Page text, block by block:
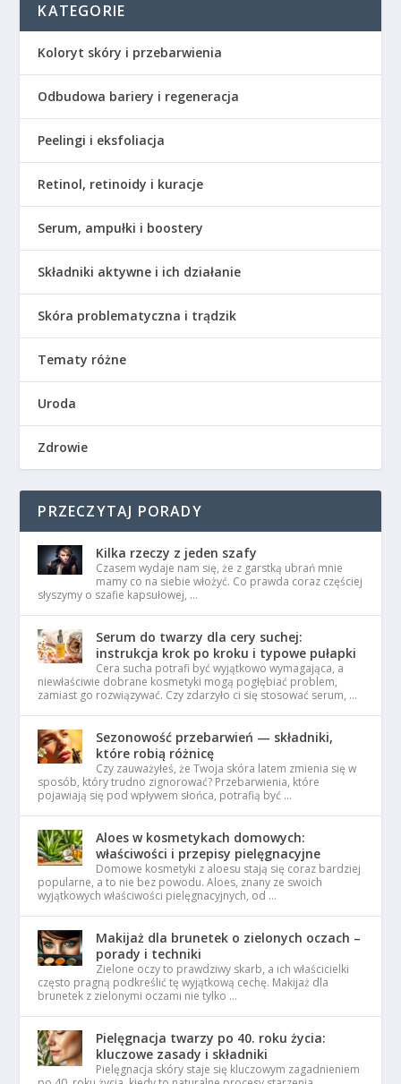
KATEGORIE
Koloryt skóry i przebarwienia
Odbudowa bariery i regeneracja
Peelingi i eksfoliacja
Retinol, retinoidy i kuracje
Serum, ampułki i boostery
Składniki aktywne i ich działanie
Skóra problematyczna i trądzik
Tematy różne
Uroda
Zdrowie
PRZECZYTAJ PORADY
Kilka rzeczy z jeden szafy
Czasem wydaje nam się, że z garstką ubrań mnie
mamy co na siebie włożyć. Co prawda coraz częściej
słyszymy o szafie kapsułowej, …
Serum do twarzy dla cery suchej:
instrukcja krok po kroku i typowe pułapki
Cera sucha potrafi być wyjątkowo wymagająca, a
niewłaściwie dobrane kosmetyki mogą pogłębiać problem,
zamiast go rozwiązywać. Czy zdarzyło ci się stosować serum, …
Sezonowość przebarwień — składniki,
które robią różnicę
Czy zauważyłeś, że Twoja skóra latem zmienia się w
sposób, który trudno zignorować? Przebarwienia, które
pojawiają się pod wpływem słońca, potrafią być …
Aloes w kosmetykach domowych:
właściwości i przepisy pielęgnacyjne
Domowe kosmetyki z aloesu stają się coraz bardziej
popularne, a to nie bez powodu. Aloes, znany ze swoich
wyjątkowych właściwości pielęgnacyjnych, od …
Makijaż dla brunetek o zielonych oczach –
porady i techniki
Zielone oczy to prawdziwy skarb, a ich właścicielki
często pragną podkreślić tę wyjątkową cechę. Makijaż dla
brunetek z zielonymi oczami nie tylko …
Pielęgnacja twarzy po 40. roku życia:
kluczowe zasady i składniki
Pielęgnacja skóry staje się kluczowym zagadnieniem